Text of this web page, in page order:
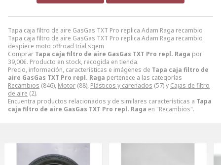
Tapa caja filtro de aire GasGas TXT Pro replica Adam Raga recambio .
Tapa caja filtro de aire GasGas TXT Pro replica Adam Raga recambio
despiece moto offroad trial sqem
Comprar Tapa caja filtro de aire GasGas TXT Pro repl. Raga por
39,00€. Producto en stock, recogida en tienda.
Precio, información, características e imágenes de Tapa caja filtro de
aire GasGas TXT Pro repl. Raga pertenece a las categorías
Recambios (846), Motor (88), Plásticos y carenados (57) y Cajas de filtro
de aire (2).
Encuentra productos relacionados y de similares características a Tapa
caja filtro de aire GasGas TXT Pro repl. Raga en "Recambios".